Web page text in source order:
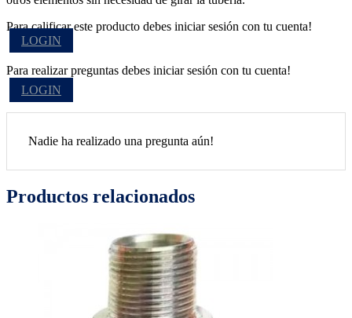
Para calificar este producto debes iniciar sesión con tu cuenta!
LOGIN
Para realizar preguntas debes iniciar sesión con tu cuenta!
LOGIN
Nadie ha realizado una pregunta aún!
Productos relacionados